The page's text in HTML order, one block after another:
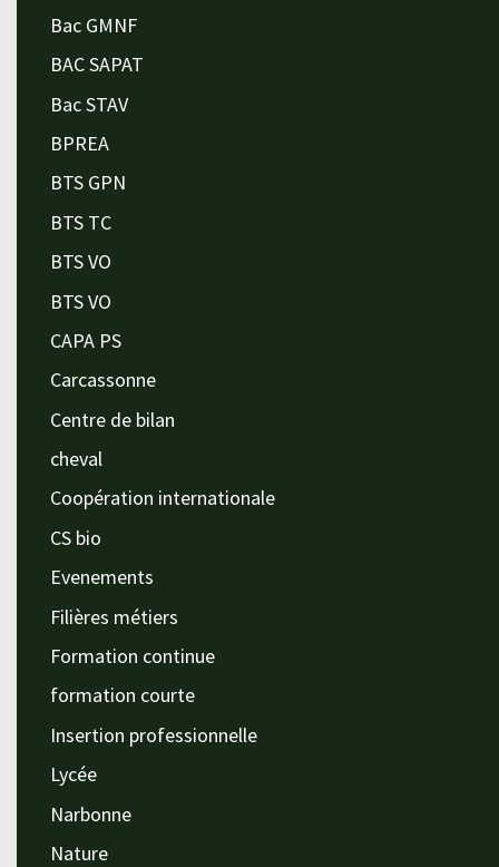
Bac GMNF
BAC SAPAT
Bac STAV
BPREA
BTS GPN
BTS TC
BTS VO
BTS VO
CAPA PS
Carcassonne
Centre de bilan
cheval
Coopération internationale
CS bio
Evenements
Filières métiers
Formation continue
formation courte
Insertion professionnelle
Lycée
Narbonne
Nature